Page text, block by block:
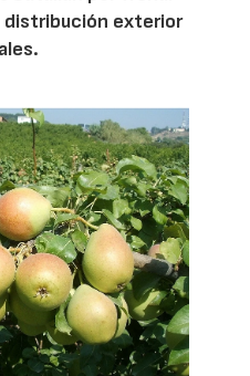
distribución exterior